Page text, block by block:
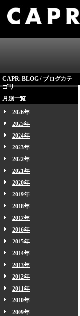
CAPRi BLOG / ブログカテ
ゴリ
月別一覧
2026年
2025年
2024年
2023年
2022年
2021年
2020年
2019年
2018年
2017年
2016年
2015年
2014年
2013年
2012年
2011年
2010年
2009年